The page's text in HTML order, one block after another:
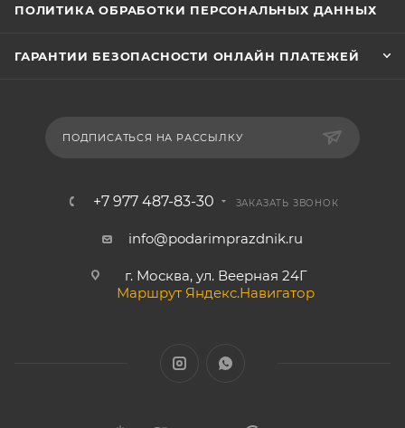
ПОЛИТИКА ОБРАБОТКИ ПЕРСОНАЛЬНЫХ ДАННЫХ
ГАРАНТИИ БЕЗОПАСНОСТИ ОНЛАЙН ПЛАТЕЖЕЙ
ПОДПИСАТЬСЯ НА РАССЫЛКУ
+7 977 487-83-30 ЗАКАЗАТЬ ЗВОНОК
info@podarimprazdnik.ru
г. Москва, ул. Веерная 24Г
Маршрут Яндекс.Навигатор